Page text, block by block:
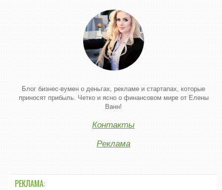
Блог бизнес-вумен о деньгах, рекламе и стартапах, которые
приносят прибыль. Четко и ясно о финансовом мире от Елены
Ванн!
Контакты
Реклама
РЕКЛАМА: